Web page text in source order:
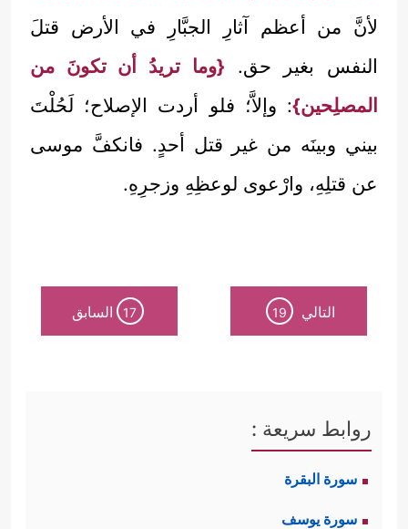
لأنَّ من أعظم آثارِ الجبَّارِ في الأرض قتلَ
النفس بغير حق. {وما تريدُ أن تكونَ من
المصلِحين}: وإلاَّ؛ فلو أردت الإصلاح؛ لَحُلْتَ
بيني وبينَه من غير قتل أحدٍ. فانكفَّ موسى
عن قتلِهِ، وارْعوى لوعظِهِ وزجرِهِ.
التالي 19
17 السابق
روابط سريعة :
سورة البقرة
سورة يوسف